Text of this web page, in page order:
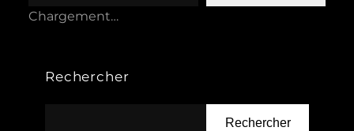
Chargement…
Rechercher
Rechercher